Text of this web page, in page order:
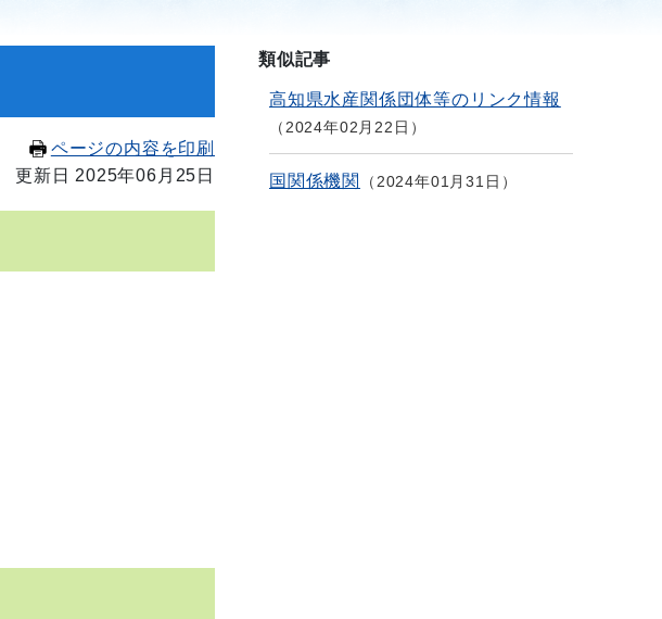
ページの内容を印刷
更新日 2025年06月25日
類似記事
高知県水産関係団体等のリンク情報
2024年02月22日
国関係機関 2024年01月31日